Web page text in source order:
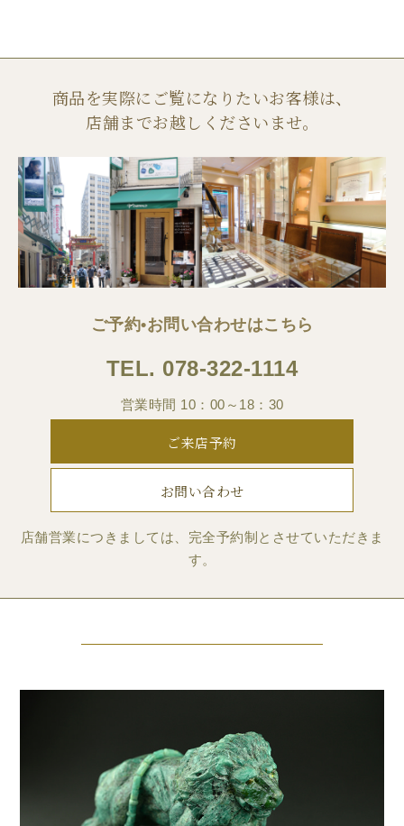
商品を実際にご覧になりたいお客様は、
店舗までお越しくださいませ。
ご予約•お問い合わせはこちら
TEL. 078-322-1114
営業時間 10：00～18：30
ご来店予約
お問い合わせ
店舗営業につきましては、完全予約制とさせていただきま
す。